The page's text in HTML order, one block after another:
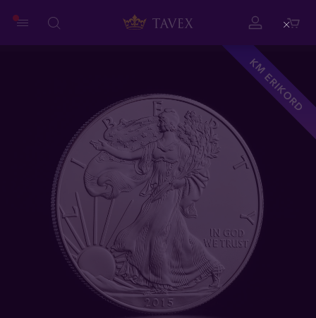
KM ERIKORD
Close